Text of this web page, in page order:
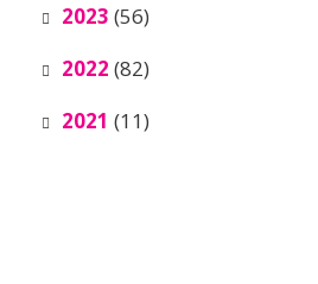
2023 (56)
2022 (82)
2021 (11)